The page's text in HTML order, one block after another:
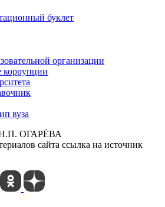
буклет
организации
коррупции
вуза
ОГАРЁВА
сайта ссылка на источник